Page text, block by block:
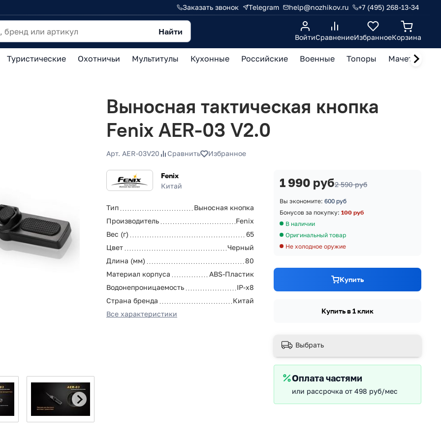
Заказать звонок Telegram help@nozhikov.ru +7 (495) 268-13-34
Найти
ВойтиСравнениеИзбранноеКорзина
Туристические Охотничьи Мультитулы Кухонные Российские Военные Топоры Мачете,
Выносная тактическая кнопка
Fenix AER-03 V2.0
Арт. AER-03V20 Сравнить Избранное
Fenix
Китай
Тип
Выносная кнопка
Производитель
Fenix
Вес (г)
65
Цвет
Черный
Длина (мм)
80
Материал корпуса
ABS-Пластик
Водонепроницаемость
IP-х8
Страна бренда
Китай
Все характеристики
1 990 руб2 590 руб
Вы экономите: 600 руб
Бонусов за покупку: 100 руб
В наличии
Оригинальный товар
Не холодное оружие
Купить
Купить в 1 клик
Выбрать
Оплата частями
или рассрочка от 498 руб/мес